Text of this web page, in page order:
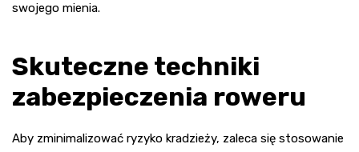
swojego mienia.
Skuteczne techniki
zabezpieczenia roweru
Aby zminimalizować ryzyko kradzieży, zaleca się stosowanie